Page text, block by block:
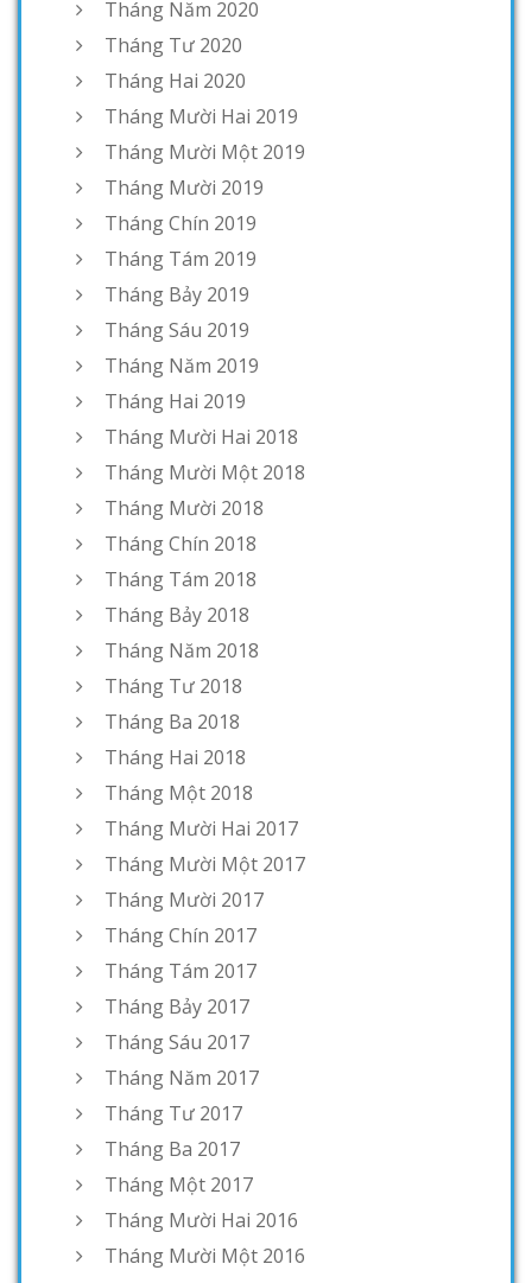
Tháng Năm 2020
Tháng Tư 2020
Tháng Hai 2020
Tháng Mười Hai 2019
Tháng Mười Một 2019
Tháng Mười 2019
Tháng Chín 2019
Tháng Tám 2019
Tháng Bảy 2019
Tháng Sáu 2019
Tháng Năm 2019
Tháng Hai 2019
Tháng Mười Hai 2018
Tháng Mười Một 2018
Tháng Mười 2018
Tháng Chín 2018
Tháng Tám 2018
Tháng Bảy 2018
Tháng Năm 2018
Tháng Tư 2018
Tháng Ba 2018
Tháng Hai 2018
Tháng Một 2018
Tháng Mười Hai 2017
Tháng Mười Một 2017
Tháng Mười 2017
Tháng Chín 2017
Tháng Tám 2017
Tháng Bảy 2017
Tháng Sáu 2017
Tháng Năm 2017
Tháng Tư 2017
Tháng Ba 2017
Tháng Một 2017
Tháng Mười Hai 2016
Tháng Mười Một 2016